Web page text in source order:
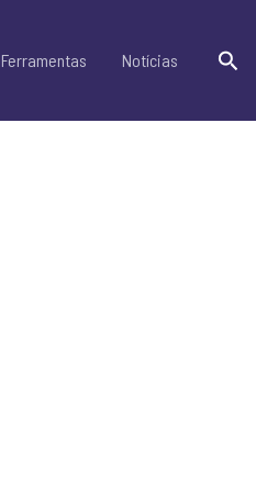
Ferramentas Notícias